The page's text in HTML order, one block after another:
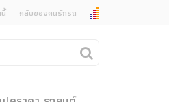
อนข่าวสารเมื่อมีการ
คลับของคนรักรถ